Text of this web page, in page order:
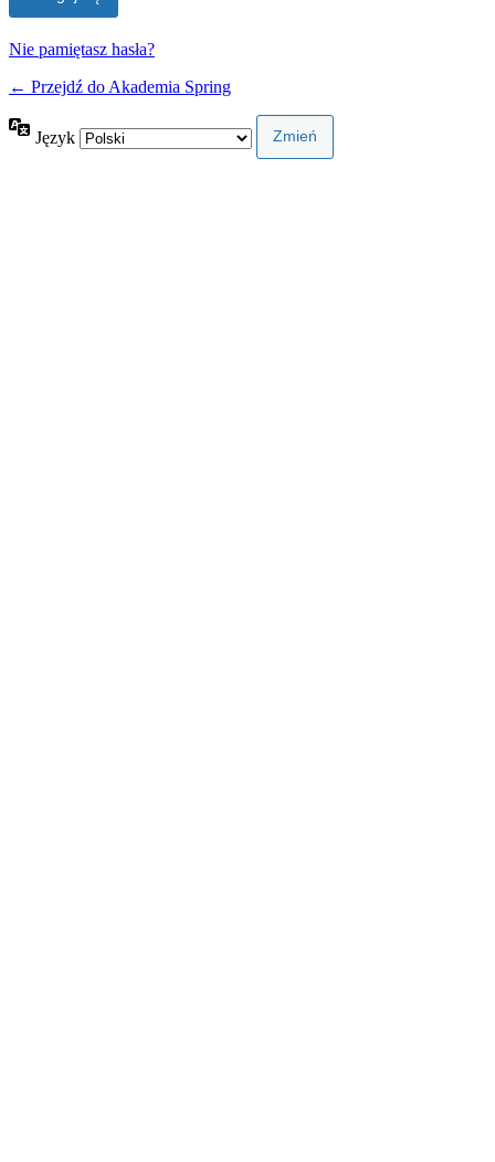
Nie pamiętasz hasła?
← Przejdź do Akademia Spring
Język